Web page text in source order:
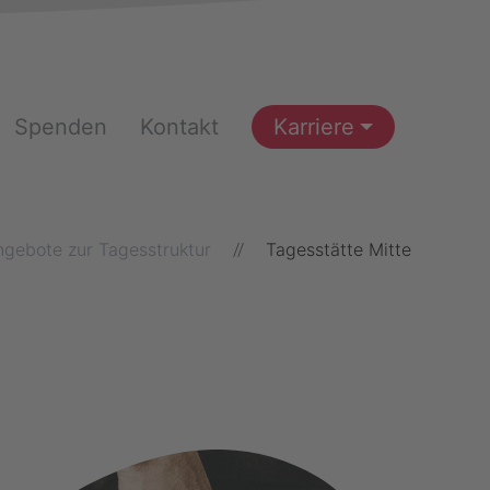
Spenden Kontakt Karriere
zur Tagesstruktur Tagesstätte Mitte